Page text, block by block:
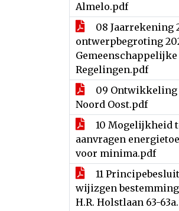
Almelo.pdf
08 Jaarrekening
ontwerpbegroting
Gemeenschappelijke
Regelingen.pdf
09 Ontwikkeling
Noord Oost.pdf
10 Mogelijkheid
aanvragen
voor minima.pdf
11 Principebesluit
wijizgen
H.R. Holstlaan 63-